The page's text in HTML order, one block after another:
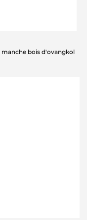
manche bois d'ovangkol